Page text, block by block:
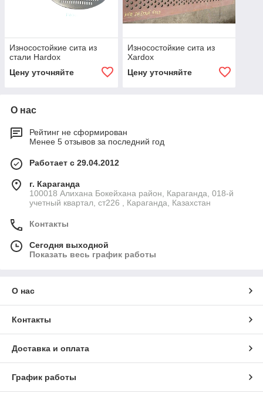
Износостойкие сита из
стали Hardox
Цену уточняйте
Износостойкие сита из
Xardox
Цену уточняйте
О нас
Рейтинг не сформирован
Менее 5 отзывов за последний год
Работает с 29.04.2012
г. Караганда
100018 Алихана Бокейхана район, Караганда, 018-й
учетный квартал, ст226 , Караганда, Казахстан
Контакты
Сегодня выходной
Показать весь график работы
О нас
Контакты
Доставка и оплата
График работы